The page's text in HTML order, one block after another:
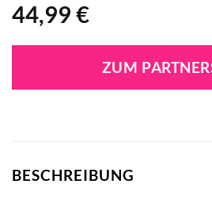
44,99 €
ZUM
BESCHREIBUNG